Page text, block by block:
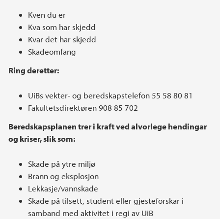
Kven du er
Kva som har skjedd
Kvar det har skjedd
Skadeomfang
Ring deretter:
UiBs vekter- og beredskapstelefon 55 58 80 81
Fakultetsdirektøren 908 85 702
Beredskapsplanen trer i kraft ved alvorlege hendingar
og kriser, slik som:
Skade på ytre miljø
Brann og eksplosjon
Lekkasje/vannskade
Skade på tilsett, student eller gjesteforskar i
samband med aktivitet i regi av UiB